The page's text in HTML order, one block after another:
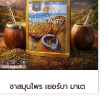
ชาสมุนไพร เยอร์บา มาเต